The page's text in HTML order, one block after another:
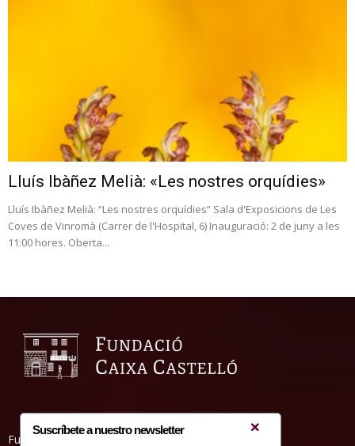
Lluís Ibàñez Melià: «Les nostres orquídies»
Lluís Ibàñez Melià: “Les nostres orquídies” Sala d'Exposicions de Les
Coves de Vinromà (Carrer de l'Hospital, 6) Inauguració: 2 de juny a les
11:00 hores. Oberta...
Fundació Caixa Castelló • Casa Abadía
Suscríbete a nuestro newsletter